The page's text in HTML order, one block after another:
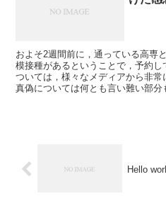
およそ2週間前に，通っている高専
模接種があるということで，予約
ついては，様々なメディアから非
真偽については何とも言い難い部分
Hello